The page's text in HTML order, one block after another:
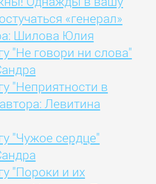
«генерал»
Шилова Юлия
"Не говори ни слова"
"Неприятности в
Левитина
"Чужое сердце"
"Пороки и их